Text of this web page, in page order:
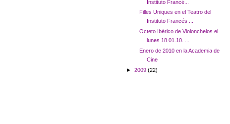
Instituto Francé...
Filles Uniques en el Teatro del
Instituto Francés ...
Octeto Ibérico de Violonchelos el
lunes 18.01.10. ...
Enero de 2010 en la Academia de
Cine
► 2009 (22)